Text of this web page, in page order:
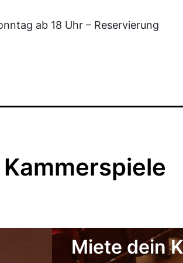
ab 18 Uhr – Reservierung
Miete dein